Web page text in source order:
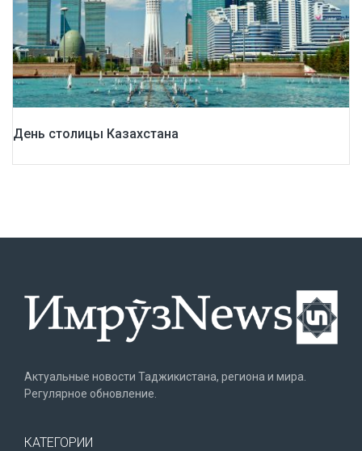
День столицы Казахстана
Актуальные новости Таджикистана, региона и мира.
Регулярное обновление.
КАТЕГОРИИ